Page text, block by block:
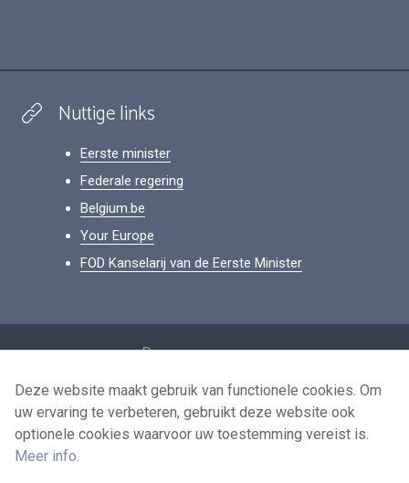
Nuttige links
Eerste minister
Federale regering
Belgium.be
Your Europe
FOD Kanselarij van de Eerste Minister
Persoonsgegevens
Voorwaarden voor het hergebruik
Contacteer ons
Deze website maakt gebruik van functionele cookies. Om
uw ervaring te verbeteren, gebruikt deze website ook
optionele cookies waarvoor uw toestemming vereist is.
Meer info.